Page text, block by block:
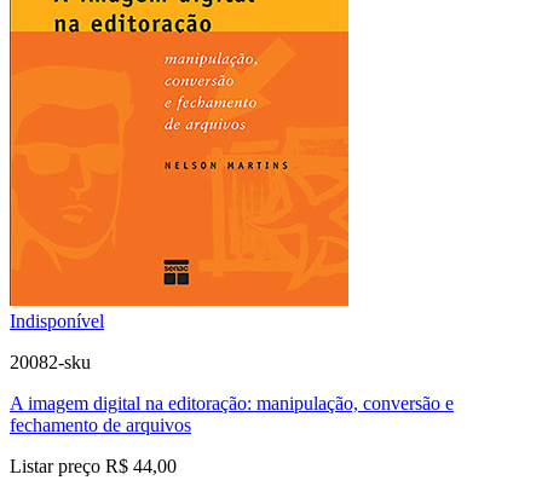
Indisponível
20082-sku
A imagem digital na editoração: manipulação, conversão e
fechamento de arquivos
Listar preço R$ 44,00